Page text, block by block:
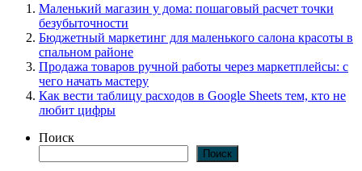
Маленький магазин у дома: пошаговый расчет точки
безубыточности
Бюджетный маркетинг для маленького салона красоты в
спальном районе
Продажа товаров ручной работы через маркетплейсы: с
чего начать мастеру
Как вести таблицу расходов в Google Sheets тем, кто не
любит цифры
Поиск
Поиск